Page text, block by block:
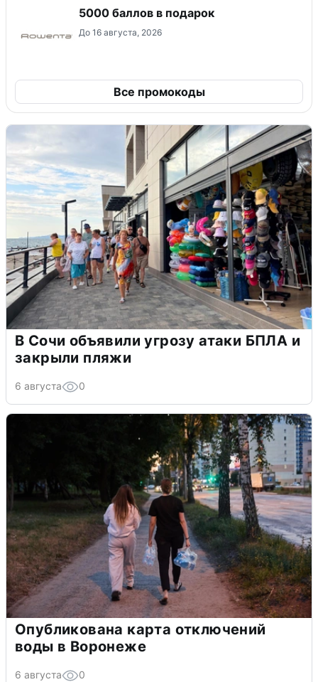
5000 баллов в подарок
До 16 августа, 2026
Все промокоды
В Сочи объявили угрозу атаки БПЛА и
закрыли пляжи
6 августа 0
Опубликована карта отключений
воды в Воронеже
6 августа 0